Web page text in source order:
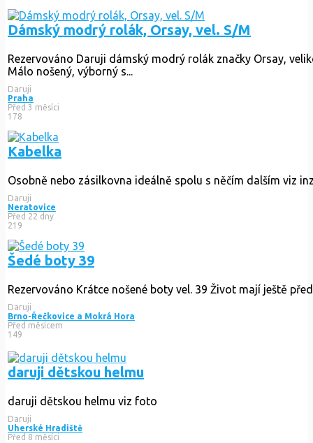
Dámský modrý rolák, Orsay, vel. S/M
Rezervováno Daruji dámský modrý rolák značky Orsay,
Málo nošený, výborný s...
Daruji
Praha
Před 3 měsíci
178
Kabelka
Osobně nebo zásilkovna ideálně spolu s něčím dalším viz
Daruji
Neratovice
Před 22 dny
219
Šedé boty 39
Rezervováno Krátce nošené boty vel. 39 Život mají ještě
Daruji
Brno-Řečkovice a Mokrá Hora
Před měsícem
149
daruji dětskou helmu
daruji dětskou helmu viz foto
Daruji
Uherské Hradiště
Před 8 měsíci